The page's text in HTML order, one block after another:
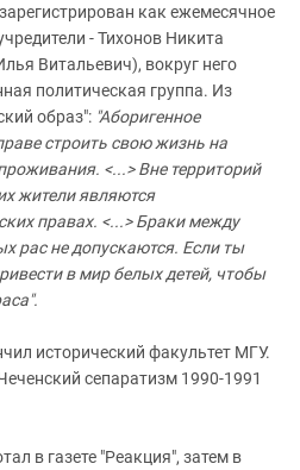
как ежемесячное
-Тихонов Никита
Витальевич), вокруг него
политическая группа. Из
образ": "Аборигенное
строить свою жизнь на
<...> Вне территорий
жители являются
правах. <...> Браки между
рас не допускаются. Если ты
в мир белых детей, чтобы
исторический факультет МГУ.
сепаратизм 1990-1991
в газете "Реакция", затем в